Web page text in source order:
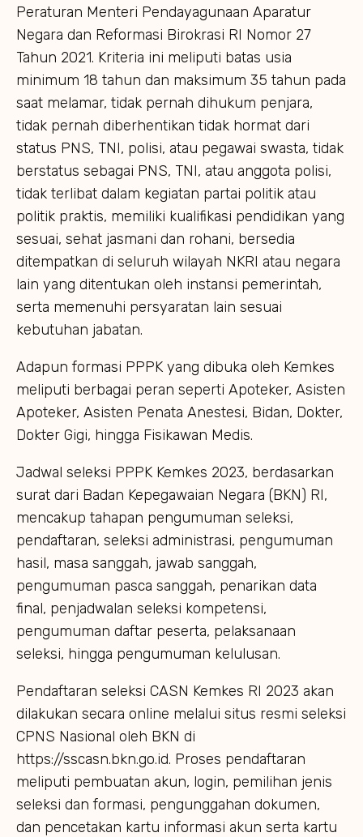
Peraturan Menteri Pendayagunaan Aparatur
Negara dan Reformasi Birokrasi RI Nomor 27
Tahun 2021. Kriteria ini meliputi batas usia
minimum 18 tahun dan maksimum 35 tahun pada
saat melamar, tidak pernah dihukum penjara,
tidak pernah diberhentikan tidak hormat dari
status PNS, TNI, polisi, atau pegawai swasta, tidak
berstatus sebagai PNS, TNI, atau anggota polisi,
tidak terlibat dalam kegiatan partai politik atau
politik praktis, memiliki kualifikasi pendidikan yang
sesuai, sehat jasmani dan rohani, bersedia
ditempatkan di seluruh wilayah NKRI atau negara
lain yang ditentukan oleh instansi pemerintah,
serta memenuhi persyaratan lain sesuai
kebutuhan jabatan.
Adapun formasi PPPK yang dibuka oleh Kemkes
meliputi berbagai peran seperti Apoteker, Asisten
Apoteker, Asisten Penata Anestesi, Bidan, Dokter,
Dokter Gigi, hingga Fisikawan Medis.
Jadwal seleksi PPPK Kemkes 2023, berdasarkan
surat dari Badan Kepegawaian Negara (BKN) RI,
mencakup tahapan pengumuman seleksi,
pendaftaran, seleksi administrasi, pengumuman
hasil, masa sanggah, jawab sanggah,
pengumuman pasca sanggah, penarikan data
final, penjadwalan seleksi kompetensi,
pengumuman daftar peserta, pelaksanaan
seleksi, hingga pengumuman kelulusan.
Pendaftaran seleksi CASN Kemkes RI 2023 akan
dilakukan secara online melalui situs resmi seleksi
CPNS Nasional oleh BKN di
https://sscasn.bkn.go.id. Proses pendaftaran
meliputi pembuatan akun, login, pemilihan jenis
seleksi dan formasi, pengunggahan dokumen,
dan pencetakan kartu informasi akun serta kartu